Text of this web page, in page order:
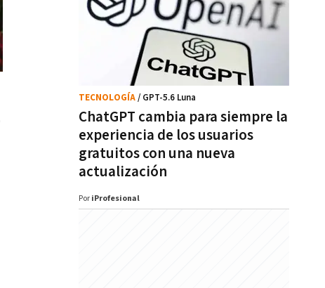
ChatGPT cambia para siempre la
experiencia de los usuarios
gratuitos con una nueva
actualización
TECNOLOGÍA/ GPT-5.6 Luna
Por iProfesional